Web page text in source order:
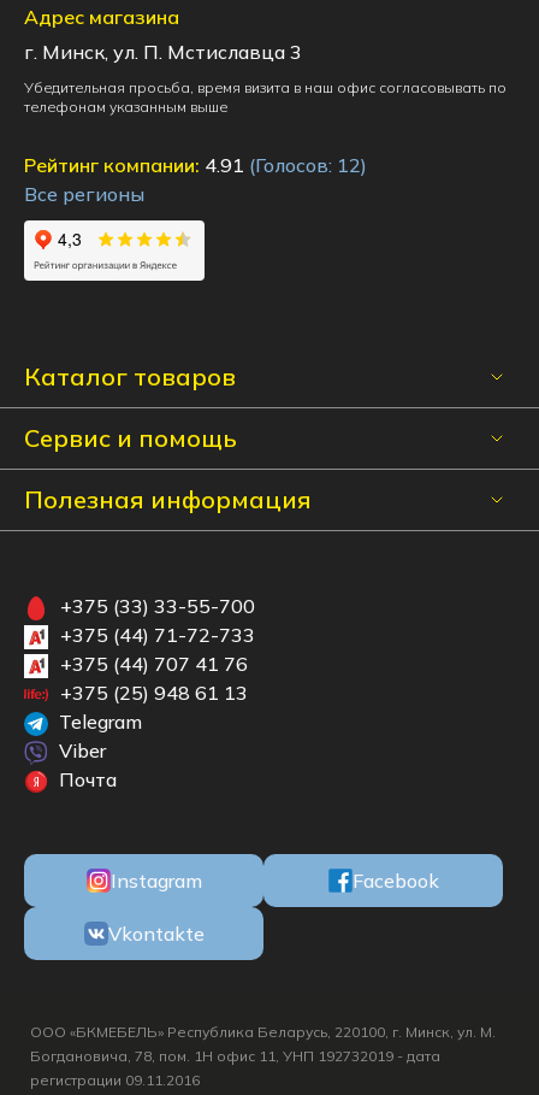
Каталог товаров
Сервис и помощь
Полезная информация
Адрес магазина
г. Минск, ул. П. Мстиславца 3
Убедительная просьба, время визита в наш офис согласовывать по
телефонам указанным выше
Рейтинг компании: 4.91 (Голосов: 12)
Все регионы
+375 (33) 33-55-700
+375 (44) 71-72-733
+375 (44) 707 41 76
+375 (25) 948 61 13
Telegram
Viber
Почта
Instagram Facebook
Vkontakte
ООО «БКМЕБЕЛЬ» Республика Беларусь, 220100, г. Минск, ул. М.
Богдановича, 78, пом. 1Н офис 11, УНП 192732019 - дата
регистрации 09.11.2016